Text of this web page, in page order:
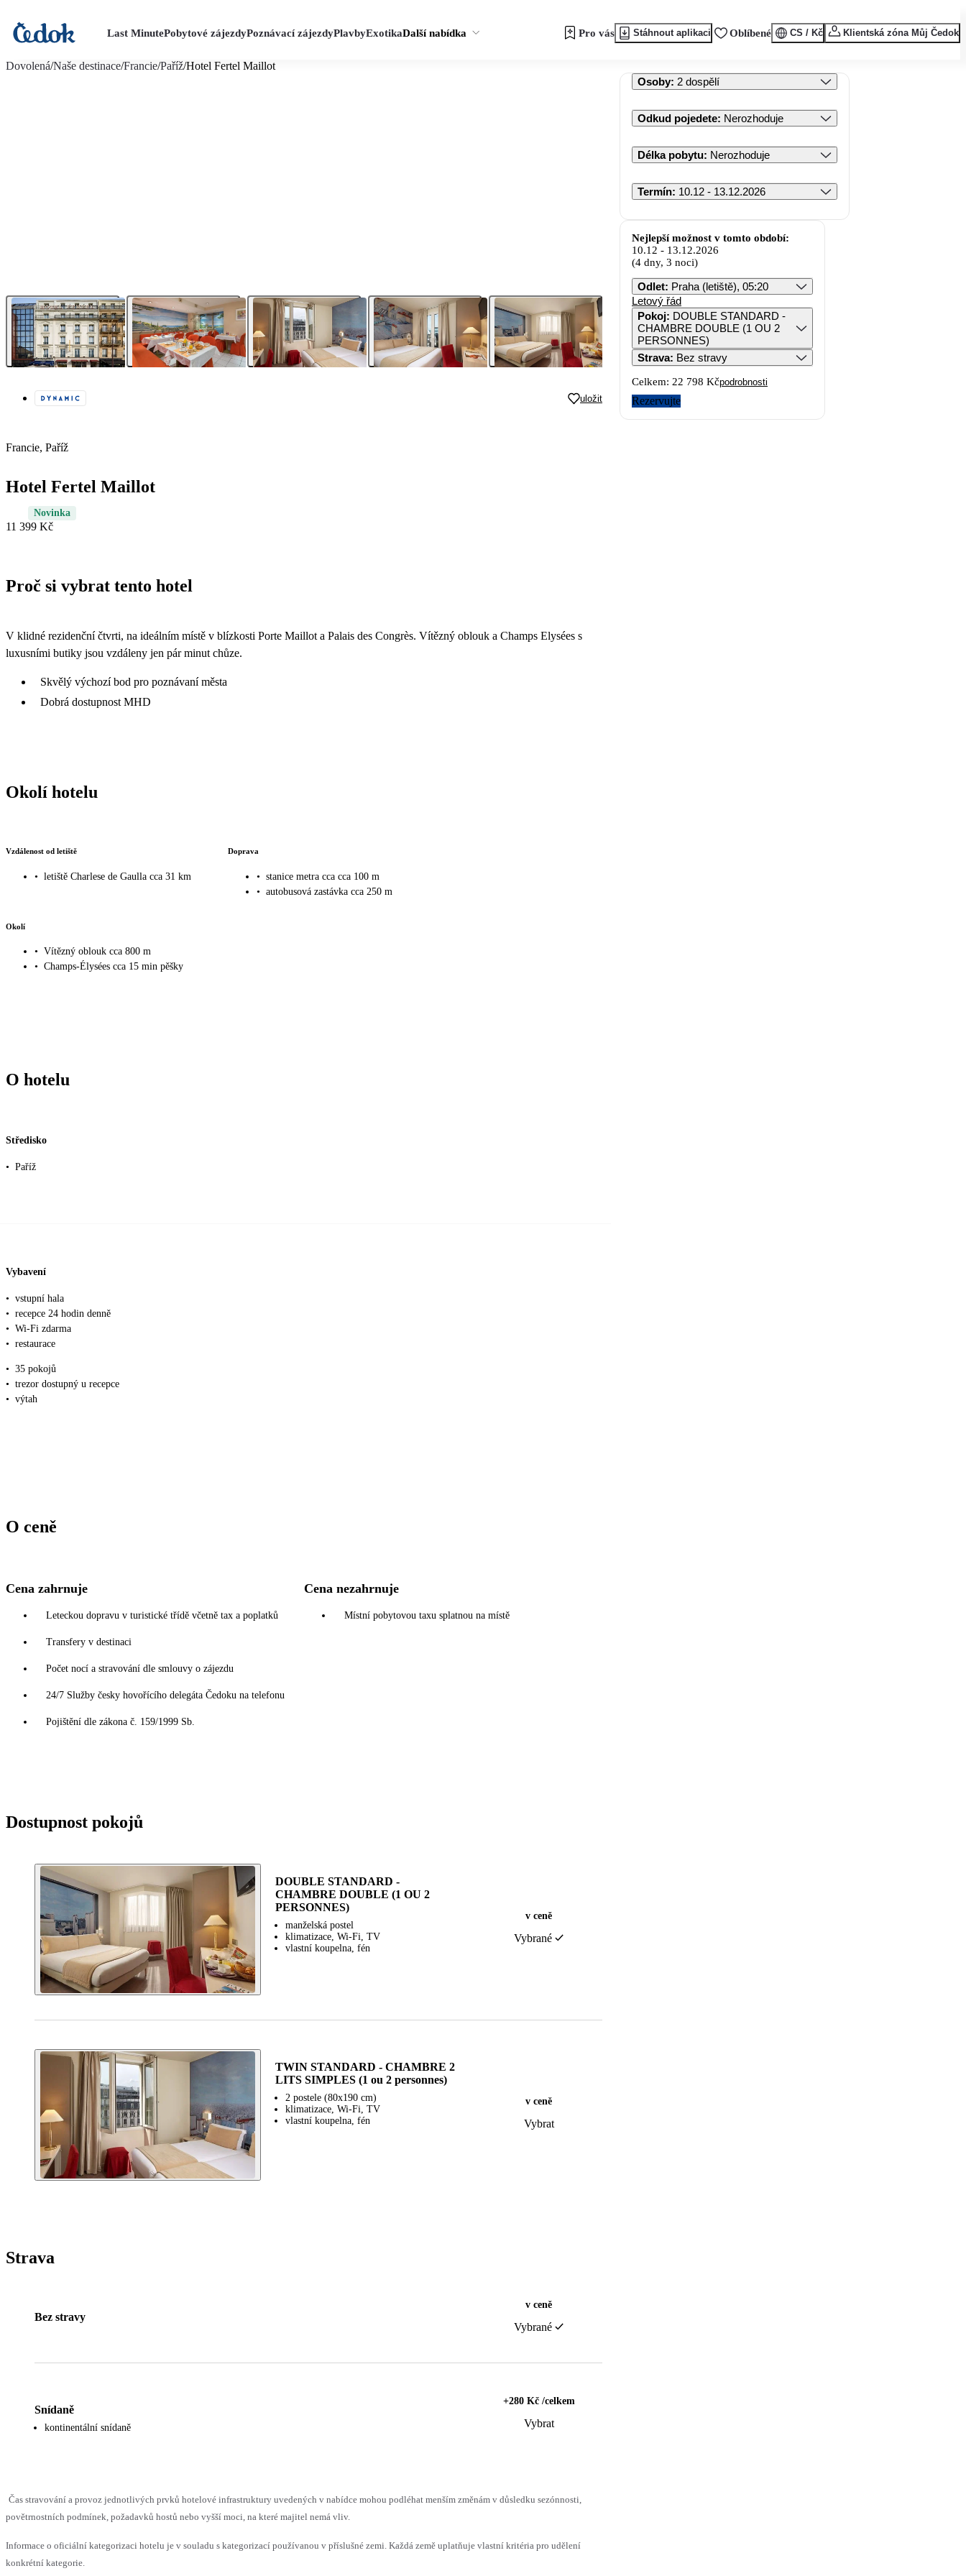
Last MinutePobytové zájezdyPoznávací zájezdyPlavbyExotikaDalší nabídka Pro vás Stáhnout aplikaci Oblíbené CS / Kč Klientská zóna Můj Čedok
Dovolená/Naše destinace/Francie/Paříž/Hotel Fertel Maillot
uložit
Francie, Paříž
Hotel Fertel Maillot
Novinka
11 399 Kč
Proč si vybrat tento hotel
V klidné rezidenční čtvrti, na ideálním místě v blízkosti Porte Maillot a Palais des Congrès. Vítězný oblouk a Champs Elysées s
luxusními butiky jsou vzdáleny jen pár minut chůze.
Skvělý výchozí bod pro poznávaní města
Dobrá dostupnost MHD
Okolí hotelu
Vzdálenost od letiště
• letiště Charlese de Gaulla cca 31 km
Doprava
• stanice metra cca cca 100 m
• autobusová zastávka cca 250 m
Okolí
• Vítězný oblouk cca 800 m
• Champs-Élysées cca 15 min pěšky
O hotelu
Středisko
• Paříž
Vybavení
• vstupní hala
• recepce 24 hodin denně
• Wi-Fi zdarma
• restaurace
• 35 pokojů
• trezor dostupný u recepce
• výtah
O ceně
Cena zahrnuje
Leteckou dopravu v turistické třídě včetně tax a poplatků
Transfery v destinaci
Počet nocí a stravování dle smlouvy o zájezdu
24/7 Služby česky hovořícího delegáta Čedoku na telefonu
Pojištění dle zákona č. 159/1999 Sb.
Cena nezahrnuje
Místní pobytovou taxu splatnou na místě
Dostupnost pokojů
DOUBLE STANDARD -
CHAMBRE DOUBLE (1 OU 2
PERSONNES)
manželská postel
klimatizace, Wi-Fi, TV
vlastní koupelna, fén
v ceně
Vybrané
TWIN STANDARD - CHAMBRE 2
LITS SIMPLES (1 ou 2 personnes)
2 postele (80x190 cm)
klimatizace, Wi-Fi, TV
vlastní koupelna, fén
v ceně
Vybrat
Strava
Bez stravy
v ceně
Vybrané
Snídaně
kontinentální snídaně
+280 Kč /celkem
Vybrat
Čas stravování a provoz jednotlivých prvků hotelové infrastruktury uvedených v nabídce mohou podléhat menším změnám v důsledku sezónnosti,
povětrnostních podmínek, požadavků hostů nebo vyšší moci, na které majitel nemá vliv.
Informace o oficiální kategorizaci hotelu je v souladu s kategorizací používanou v příslušné zemi. Každá země uplatňuje vlastní kritéria pro udělení
konkrétní kategorie.
Osoby: 2 dospělí
Odkud pojedete: Nerozhoduje
Délka pobytu: Nerozhoduje
Termín: 10.12 - 13.12.2026
Nejlepší možnost v tomto období:
10.12 - 13.12.2026
(4 dny, 3 noci)
Odlet: Praha (letiště), 05:20
Letový řád
Pokoj: DOUBLE STANDARD -
CHAMBRE DOUBLE (1 OU 2
PERSONNES)
Strava: Bez stravy
Celkem: 22 798 Kčpodrobnosti
Rezervujte